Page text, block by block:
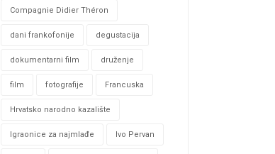
Compagnie Didier Théron
dani frankofonije degustacija
dokumentarni film druženje
film fotografije Francuska
Hrvatsko narodno kazalište
Igraonice za najmlađe Ivo Pervan